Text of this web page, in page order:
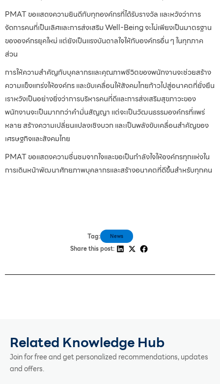
PMAT ขอแสดงความยินดีกับทุกองค์กรที่ได้รับรางวัล และหวังว่าการ
จัดการคนที่เป็นเลิศและการส่งเสริม Well-Being จะไม่เพียงเป็นมาตรฐาน
ขององค์กรยุคใหม่ แต่ยังเป็นแรงบันดาลใจให้กับองค์กรอื่น ๆ ในทุกภาค
ส่วน
การให้ความสำคัญกับบุคลากรและคุณภาพชีวิตของพนักงานจะช่วยสร้าง
ความแข็งแกร่งให้องค์กร และขับเคลื่อนให้สังคมไทยก้าวไปสู่อนาคตที่ยั่งยืน
เราหวังเป็นอย่างยิ่งว่าการบริหารคนที่ดีและการส่งเสริมสุขภาวะของ
พนักงานจะเป็นมากกว่าคำมั่นสัญญา แต่จะเป็นวัฒนธรรมองค์กรที่แพร่
หลาย สร้างความเปลี่ยนแปลงเชิงบวก และเป็นพลังขับเคลื่อนสำคัญของ
เศรษฐกิจและสังคมไทย
PMAT ขอแสดงความชื่นชมจากใจและขอเป็นกำลังใจให้องค์กรทุกแห่งใน
การเดินหน้าพัฒนาศักยภาพบุคลากรและสร้างอนาคตที่ดีขึ้นสำหรับทุกคน
Tag: News
Share this post:
Related Knowledge Hub
Join for free and get personalized recommendations, updates
and offers.